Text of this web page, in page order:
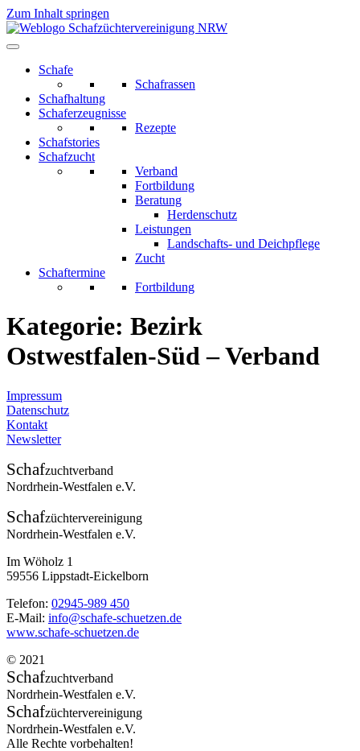
Zum Inhalt springen
Schafe
Schafrassen
Schafhaltung
Schaferzeugnisse
Rezepte
Schafstories
Schafzucht
Verband
Fortbildung
Beratung
Herdenschutz
Leistungen
Landschafts- und Deichpflege
Zucht
Schaftermine
Fortbildung
Kategorie: Bezirk
Ostwestfalen-Süd – Verband
Impressum
Datenschutz
Kontakt
Newsletter
Schafzuchtverband
Nordrhein-Westfalen e.V.
Schafzüchtervereinigung
Nordrhein-Westfalen e.V.
Im Wöholz 1
59556 Lippstadt-Eickelborn
Telefon: 02945-989 450
E-Mail: info@schafe-schuetzen.de
www.schafe-schuetzen.de
© 2021
Schafzuchtverband
Nordrhein-Westfalen e.V.
Schafzüchtervereinigung
Nordrhein-Westfalen e.V.
Alle Rechte vorbehalten!